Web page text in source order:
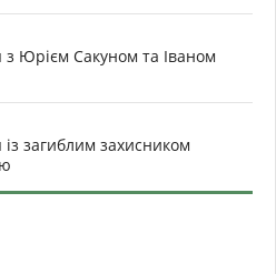
Юрієм Сакуном та Іваном
загиблим захисником